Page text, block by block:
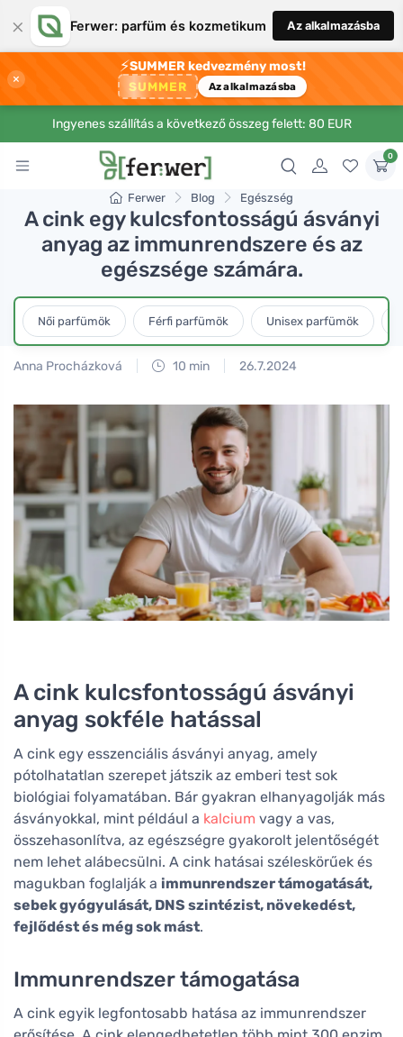
× Ferwer: parfüm és kozmetikum Az alkalmazásba
×
⚡SUMMER kedvezmény most!
SUMMER Az alkalmazásba
Ingyenes szállítás a következő összeg felett: 80 EUR
0
Ferwer Blog Egészség
A cink egy kulcsfontosságú ásványi
anyag az immunrendszere és az
egészsége számára.
Női parfümök Férfi parfümök Unisex parfümök
Anna Procházková 10 min 26.7.2024
A cink kulcsfontosságú ásványi
anyag sokféle hatással
A cink egy esszenciális ásványi anyag, amely
pótolhatatlan szerepet játszik az emberi test sok
biológiai folyamatában. Bár gyakran elhanyagolják más
ásványokkal, mint például a kalcium vagy a vas,
összehasonlítva, az egészségre gyakorolt jelentőségét
nem lehet alábecsülni. A cink hatásai széleskörűek és
magukban foglalják a immunrendszer támogatását,
sebek gyógyulását, DNS szintézist, növekedést,
fejlődést és még sok mást.
Immunrendszer támogatása
A cink egyik legfontosabb hatása az immunrendszer